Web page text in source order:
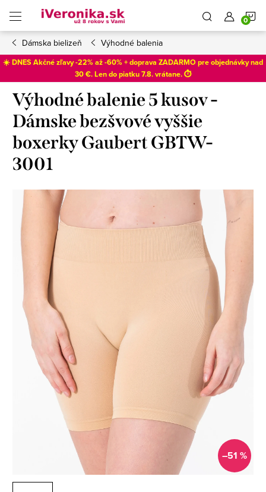
obsah
Dámska bielizeň Výhodné balenia
☀️ DNES Akčné zľavy -22% až -60% + doprava ZADARMO pre objednávky nad
30 €. Len dopiatku 7.8. vrátane. ⏱️
Výhodné balenie 5 kusov -
Dámske bezšvové vyššie
boxerky Gaubert GBTW-
3001
–51 %